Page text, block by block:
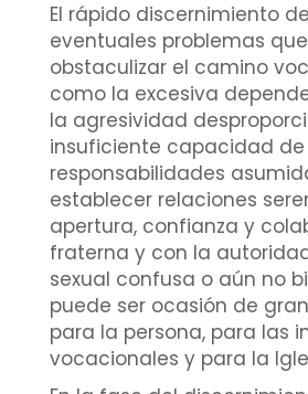
El rápido discernimiento
eventuales problemas
obstaculizar el camino
como la excesiva
la agresividad
insuficiente capacidad de
responsabilidades
establecer relaciones
apertura, confianza y
fraterna y con la
sexual confusa o aún no
puede ser ocasión de
para la persona, para las
vocacionales y para la